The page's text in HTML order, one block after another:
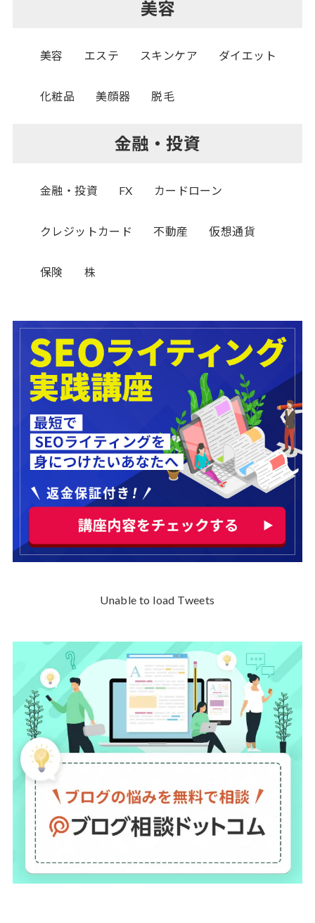
美容
美容 エステ スキンケア ダイエット
化粧品 美顔器 脱毛
金融・投資
金融・投資 FX カードローン
クレジットカード 不動産 仮想通貨
保険 株
Unable to load Tweets